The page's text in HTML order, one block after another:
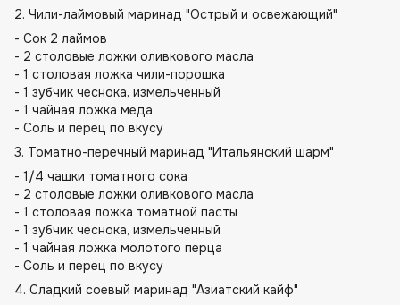
2. Чили-лаймовый маринад "Острый и освежающий"
- Сок 2 лаймов
- 2 столовые ложки оливкового масла
- 1 столовая ложка чили-порошка
- 1 зубчик чеснока, измельченный
- 1 чайная ложка меда
- Соль и перец по вкусу
3. Томатно-перечный маринад "Итальянский шарм"
- 1/4 чашки томатного сока
- 2 столовые ложки оливкового масла
- 1 столовая ложка томатной пасты
- 1 зубчик чеснока, измельченный
- 1 чайная ложка молотого перца
- Соль и перец по вкусу
4. Сладкий соевый маринад "Азиатский кайф"